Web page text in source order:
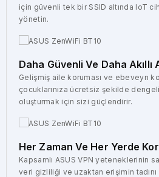
için güvenli tek bir SSID altında IoT
yönetin.
Daha Güvenli Ve Daha Akıllı
Gelişmiş aile koruması ve ebeveyn
çocuklarınıza ücretsiz şekilde
oluşturmak için sizi güçlendirir.
Her Zaman Ve Her Yerde
Kapsamlı ASUS VPN yeteneklerinin
veri gizliliği ve uzaktan erişimin tadını